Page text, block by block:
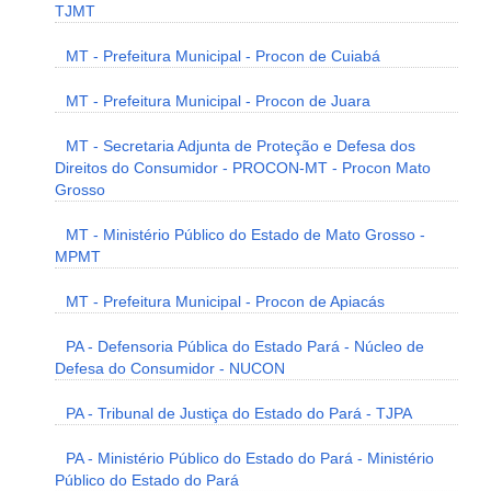
TJMT
MT - Prefeitura Municipal - Procon de Cuiabá
MT - Prefeitura Municipal - Procon de Juara
MT - Secretaria Adjunta de Proteção e Defesa dos
Direitos do Consumidor - PROCON-MT - Procon Mato
Grosso
MT - Ministério Público do Estado de Mato Grosso -
MPMT
MT - Prefeitura Municipal - Procon de Apiacás
PA - Defensoria Pública do Estado Pará - Núcleo de
Defesa do Consumidor - NUCON
PA - Tribunal de Justiça do Estado do Pará - TJPA
PA - Ministério Público do Estado do Pará - Ministério
Público do Estado do Pará